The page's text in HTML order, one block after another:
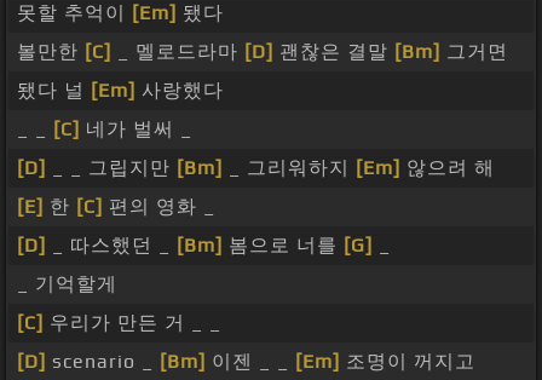
못할 추억이
[Em] 됐다
볼만한 [C] _ 멜로드라마 [D] 괜찮은 결말 [Bm] 그거면
됐다 널 [Em] 사랑했다
[C] 네가 벌써 _
[D]
_ _ 그립지만 [Bm] _ 그리워하지 [Em] 않으려 해
[E] 한 [C] 편의 영화 _
[D]
_ 따스했던 _ [Bm] 봄으로 너를 [G]
_ 기억할게
[C] 우리가 만든 거 _ _
[D] scenario _ [Bm] 이젠 _ _ [Em] 조명이 꺼지고